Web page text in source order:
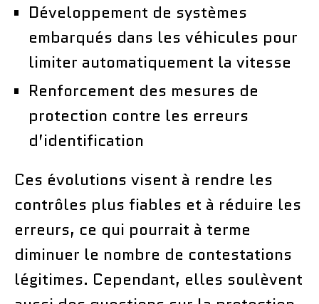
Développement de systèmes
embarqués dans les véhicules pour
limiter automatiquement la vitesse
Renforcement des mesures de
protection contre les erreurs
d’identification
Ces évolutions visent à rendre les
contrôles plus fiables et à réduire les
erreurs, ce qui pourrait à terme
diminuer le nombre de contestations
légitimes. Cependant, elles soulèvent